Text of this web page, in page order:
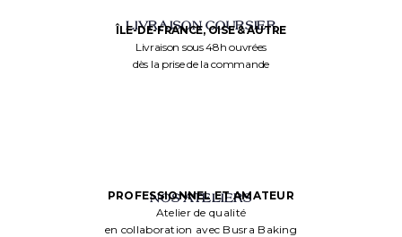
LIVRAISON COURSIER
ÎLE-DE-FRANCE, OISE & AUTRE
Livraison sous 48h ouvrées
dès la prise de la commande
NOS ATELIERS
PROFESSIONNEL ET AMATEUR
Atelier de qualité
en collaboration avec Busra Baking